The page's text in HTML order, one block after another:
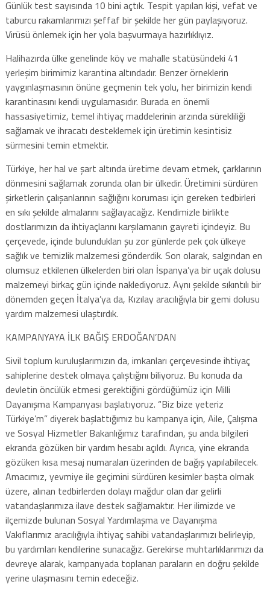
Günlük test sayısında 10 bini açtık. Tespit yapılan kişi, vefat ve
taburcu rakamlarımızı şeffaf bir şekilde her gün paylaşıyoruz.
Virüsü önlemek için her yola başvurmaya hazırlıklıyız.
Halihazırda ülke genelinde köy ve mahalle statüsündeki 41
yerleşim birimimiz karantina altındadır. Benzer örneklerin
yaygınlaşmasının önüne geçmenin tek yolu, her birimizin kendi
karantinasını kendi uygulamasıdır. Burada en önemli
hassasiyetimiz, temel ihtiyaç maddelerinin arzında sürekliliği
sağlamak ve ihracatı desteklemek için üretimin kesintisiz
sürmesini temin etmektir.
Türkiye, her hal ve şart altında üretime devam etmek, çarklarının
dönmesini sağlamak zorunda olan bir ülkedir. Üretimini sürdüren
şirketlerin çalışanlarının sağlığını koruması için gereken tedbirleri
en sıkı şekilde almalarını sağlayacağız. Kendimizle birlikte
dostlarımızın da ihtiyaçlarını karşılamanın gayreti içindeyiz. Bu
çerçevede, içinde bulundukları şu zor günlerde pek çok ülkeye
sağlık ve temizlik malzemesi gönderdik. Son olarak, salgından en
olumsuz etkilenen ülkelerden biri olan İspanya’ya bir uçak dolusu
malzemeyi birkaç gün içinde naklediyoruz. Aynı şekilde sıkıntılı bir
dönemden geçen İtalya’ya da, Kızılay aracılığıyla bir gemi dolusu
yardım malzemesi ulaştırdık.
KAMPANYAYA İLK BAĞIŞ ERDOĞAN’DAN
Sivil toplum kuruluşlarımızın da, imkanları çerçevesinde ihtiyaç
sahiplerine destek olmaya çalıştığını biliyoruz. Bu konuda da
devletin öncülük etmesi gerektiğini gördüğümüz için Milli
Dayanışma Kampanyası başlatıyoruz. “Biz bize yeteriz
Türkiye’m” diyerek başlattığımız bu kampanya için, Aile, Çalışma
ve Sosyal Hizmetler Bakanlığımız tarafından, şu anda bilgileri
ekranda gözüken bir yardım hesabı açıldı. Ayrıca, yine ekranda
gözüken kısa mesaj numaraları üzerinden de bağış yapılabilecek.
Amacımız, yevmiye ile geçimini sürdüren kesimler başta olmak
üzere, alınan tedbirlerden dolayı mağdur olan dar gelirli
vatandaşlarımıza ilave destek sağlamaktır. Her ilimizde ve
ilçemizde bulunan Sosyal Yardımlaşma ve Dayanışma
Vakıflarımız aracılığıyla ihtiyaç sahibi vatandaşlarımızı belirleyip,
bu yardımları kendilerine sunacağız. Gerekirse muhtarlıklarımızı da
devreye alarak, kampanyada toplanan paraların en doğru şekilde
yerine ulaşmasını temin edeceğiz.